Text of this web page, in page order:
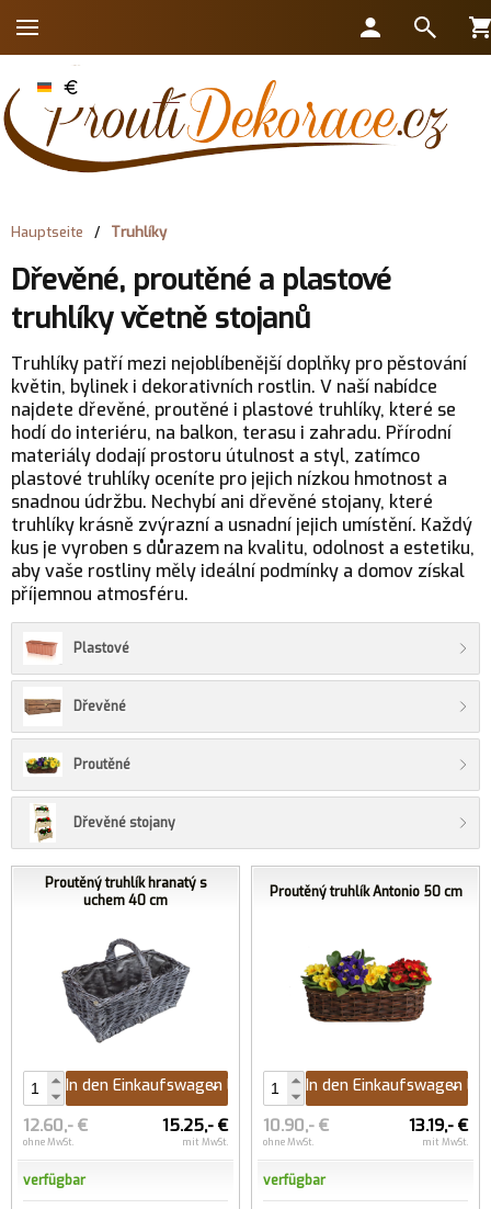
Hauptseite / Truhlíky
Dřevěné, proutěné a plastové
truhlíky včetně stojanů
Truhlíky patří mezi nejoblíbenější doplňky pro pěstování
květin, bylinek i dekorativních rostlin. V naší nabídce
najdete dřevěné, proutěné i plastové truhlíky, které se
hodí do interiéru, na balkon, terasu i zahradu. Přírodní
materiály dodají prostoru útulnost a styl, zatímco
plastové truhlíky oceníte pro jejich nízkou hmotnost a
snadnou údržbu. Nechybí ani dřevěné stojany, které
truhlíky krásně zvýrazní a usnadní jejich umístění. Každý
kus je vyroben s důrazem na kvalitu, odolnost a estetiku,
aby vaše rostliny měly ideální podmínky a domov získal
příjemnou atmosféru.
Plastové
Dřevěné
Proutěné
Dřevěné stojany
Proutěný truhlík hranatý s
uchem 40 cm
In den Einkaufswagen legen
12.60,- €
ohne MwSt.
15.25,- €
mit MwSt.
verfügbar
Proutěný truhlík Antonio 50 cm
In den Einkaufswagen
10.90,- €
ohne MwSt.
13.19,- €
mit MwSt.
verfügbar